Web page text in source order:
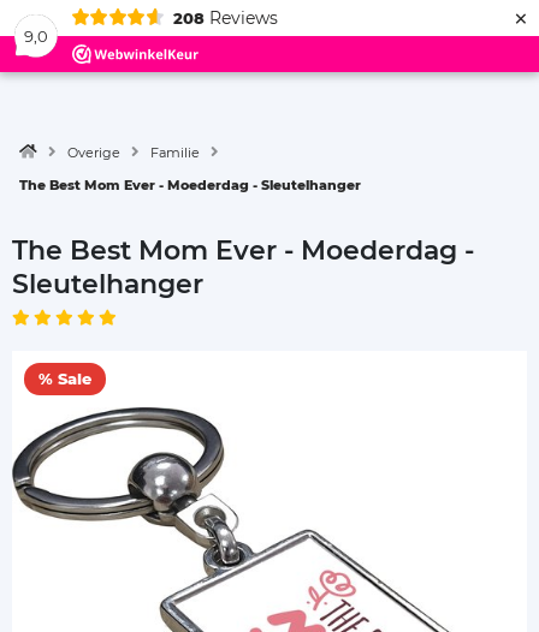
9,0
208 Reviews ×
Menu
Overige
Familie
The Best Mom Ever - Moederdag - Sleutelhanger
The Best Mom Ever - Moederdag -
Sleutelhanger
% Sale